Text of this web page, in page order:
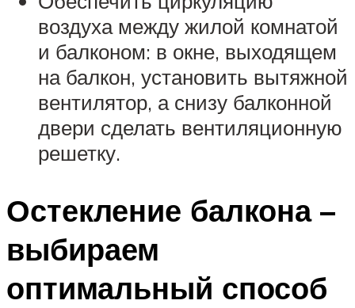
воздуха между жилой комнатой
и балконом: в окне, выходящем
на балкон, установить вытяжной
вентилятор, а снизу балконной
двери сделать вентиляционную
решетку.
Остекление балкона –
выбираем
оптимальный способ